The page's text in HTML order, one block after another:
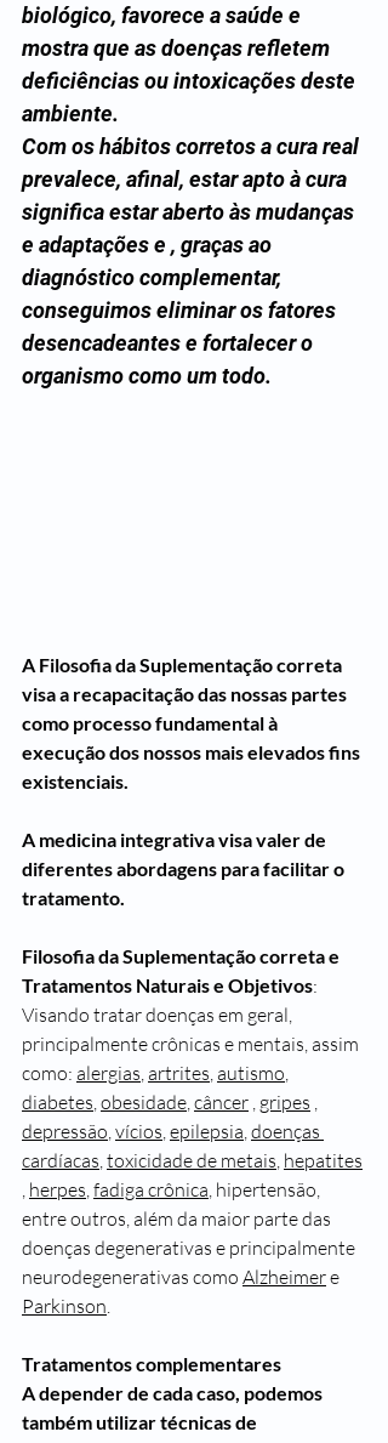
biológico, favorece a saúde e
mostra que as doenças refletem
deficiências ou intoxicações deste
ambiente.
Com os hábitos corretos a cura real
prevalece, afinal, estar apto à cura
significa estar aberto às mudanças
e adaptações e , graças ao
diagnóstico complementar,
conseguimos eliminar os fatores
desencadeantes e fortalecer o
organismo como um todo.
A Filosofia da Suplementação correta
visa a recapacitação das nossas partes
como processo fundamental à
execução dos nossos mais elevados fins
existenciais.
A medicina integrativa visa valer de
diferentes abordagens para facilitar o
tratamento.
Filosofia da Suplementação correta e
Tratamentos Naturais e Objetivos:
Visando tratar doenças em geral,
principalmente crônicas e mentais, assim
como: alergias, artrites, autismo,
diabetes, obesidade, câncer , gripes ,
depressão, vícios, epilepsia, doenças
cardíacas, toxicidade de metais, hepatites
, herpes, fadiga crônica, hipertensão,
entre outros, além da maior parte das
doenças degenerativas e principalmente
neurodegenerativas como Alzheimer e
Parkinson.
Tratamentos complementares
A depender de cada caso, podemos
também utilizar técnicas de